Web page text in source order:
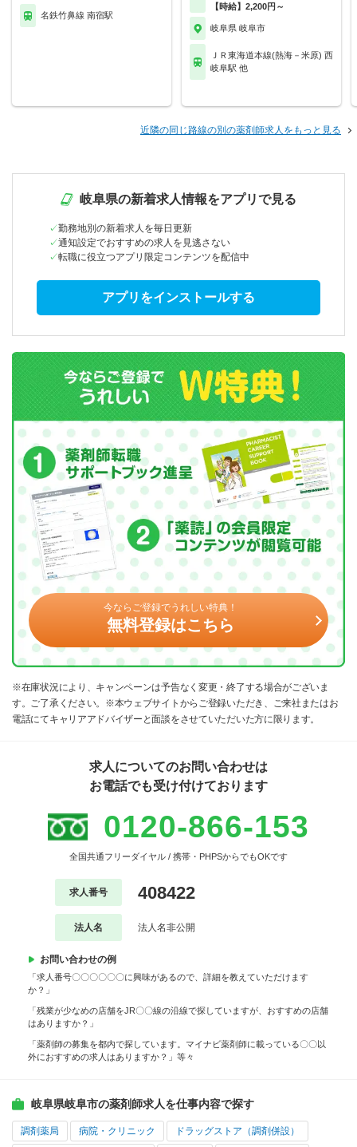
名鉄竹鼻線 南宿駅
【時給】2,200円～
岐阜県 岐阜市
ＪＲ東海道本線(熱海－米原) 西
岐阜駅 他
近隣の同じ路線の別の薬剤師求人をもっと見る
岐阜県の新着求人情報をアプリで見る
勤務地別の新着求人を毎日更新
通知設定でおすすめの求人を見逃さない
転職に役立つアプリ限定コンテンツを配信中
アプリをインストールする
今ならご登録でうれしい特典！
無料登録はこちら
※在庫状況により、キャンペーンは予告なく変更・終了する場合がございま
す。ご了承ください。※本ウェブサイトからご登録いただき、ご来社またはお
電話にてキャリアアドバイザーと面談をさせていただいた方に限ります。
求人についてのお問い合わせは
お電話でも受け付けております
0120-866-153
全国共通フリーダイヤル / 携帯・PHPSからでもOKです
求人番号 408422
法人名 法人名非公開
お問い合わせの例
「求人番号〇〇〇〇〇〇に興味があるので、詳細を教えていただけます
か？」
「残業が少なめの店舗をJR〇〇線の沿線で探していますが、おすすめの店舗
はありますか？」
「薬剤師の募集を都内で探しています。マイナビ薬剤師に載っている〇〇以
外におすすめの求人はありますか？」等々
岐阜県岐阜市の薬剤師求人を仕事内容で探す
調剤薬局 病院・クリニック ドラッグストア（調剤併設）